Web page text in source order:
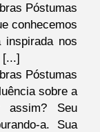
Póstumas
conhecemos
inspirada nos
[...]
Póstumas
sobre a
assim? Seu
a. Sua